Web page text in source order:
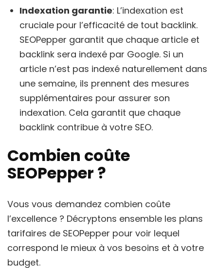
Indexation garantie: L’indexation est
cruciale pour l’efficacité de tout backlink.
SEOPepper garantit que chaque article et
backlink sera indexé par Google. Si un
article n’est pas indexé naturellement dans
une semaine, ils prennent des mesures
supplémentaires pour assurer son
indexation. Cela garantit que chaque
backlink contribue à votre SEO.
Combien coûte
SEOPepper ?
Vous vous demandez combien coûte
l’excellence ? Décryptons ensemble les plans
tarifaires de SEOPepper pour voir lequel
correspond le mieux à vos besoins et à votre
budget.